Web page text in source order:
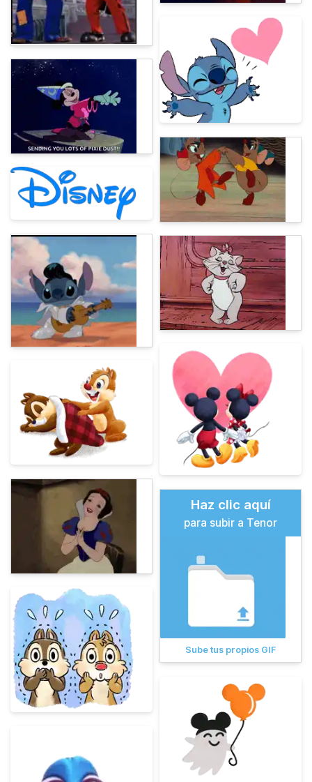
Haz clic aquí
para subir a Tenor
Sube tus propios GIF